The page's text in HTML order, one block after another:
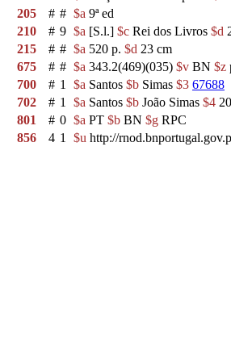
205
# # $a 9ª ed
210
# 9 $a [S.l.] $c Rei dos Livros $d
215
# # $a 520 p. $d 23 cm
675
# # $a 343.2(469)(035) $v BN $z
700
# 1 $a Santos $b Simas $3 67688
702
# 1 $a Santos $b João Simas $4
801
# 0 $a PT $b BN $g RPC
856
4 1 $u http://